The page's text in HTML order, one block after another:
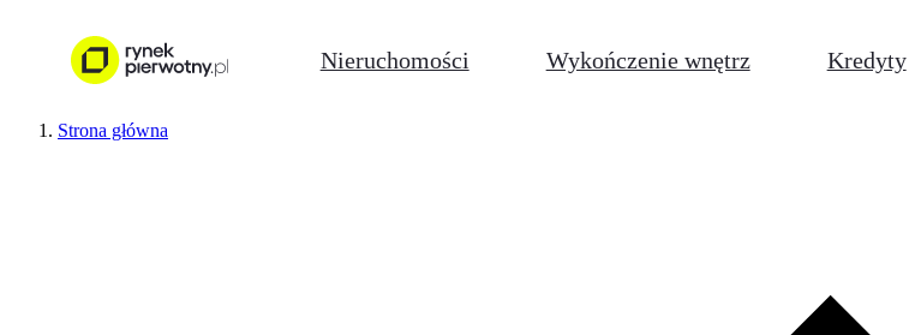
Nieruchomości Wykończenie wnętrz Kredyty
Strona główna